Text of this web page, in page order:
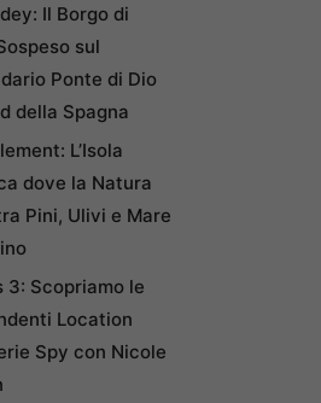
Il Borgo di
sul
Ponte di Dio
della Spagna
L’Isola
dove la Natura
Pini, Ulivi e Mare
3: Scopriamo le
Location
Spy con Nicole